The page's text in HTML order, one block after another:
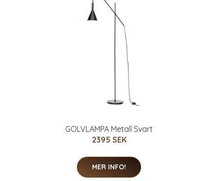
GOLVLAMPA Metall Svart
2395 SEK
MER INFO!